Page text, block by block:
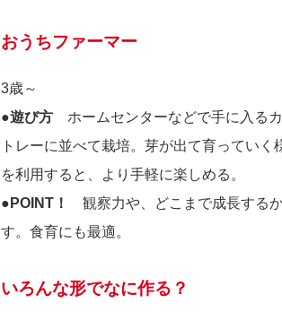
おうちファーマー
3歳～
●遊び方 ホームセンターなどで手に入る
トレーに並べて栽培。芽が出て育ってい
を利用すると、より手軽に楽しめる。
●POINT！
観察力や、どこまで成長する
す。食育にも最適。
いろんな形でなに作る？